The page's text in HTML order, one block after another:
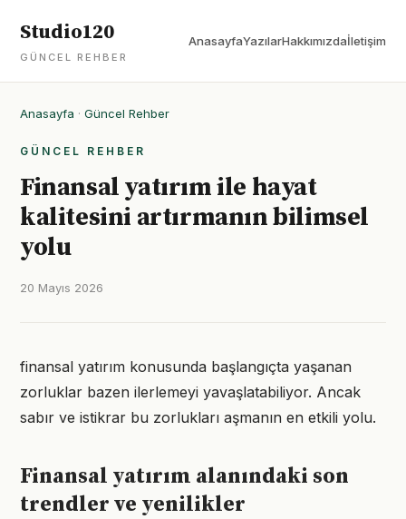
Studio120
GÜNCEL REHBER
AnasayfaYazılarHakkımızdaİletişim
Anasayfa · Güncel Rehber
GÜNCEL REHBER
Finansal yatırım ile hayat
kalitesini artırmanın bilimsel
yolu
20 Mayıs 2026
finansal yatırım konusunda başlangıçta yaşanan
zorluklar bazen ilerlemeyi yavaşlatabiliyor. Ancak
sabır ve istikrar bu zorlukları aşmanın en etkili yolu.
Finansal yatırım alanındaki son
trendler ve yenilikler